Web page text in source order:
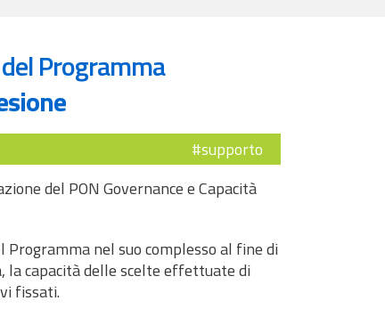
Programma
#supporto
del PON Governance e Capacità
nel suo complesso al fine di
la capacità delle scelte effettuate di
fissati.